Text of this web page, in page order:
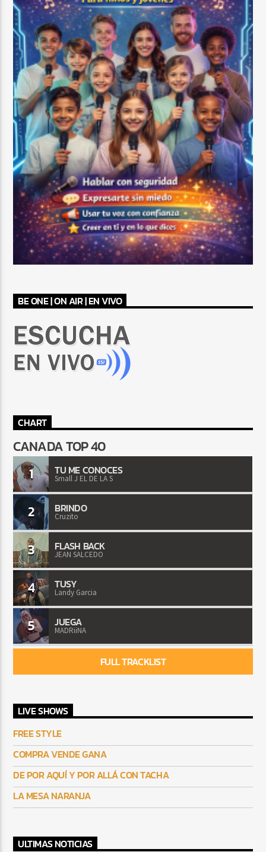
BE ONE | ON AIR | EN VIVO
CHART
CANADA TOP 40
1 TU ME CONOCES
Small J EL DE LA S
2 BRINDO
Cruzito
3 FLASH BACK
JEAN SALCEDO
4 TUSY
Landy Garcia
5 JUEGA
MADRiiNA
FULL TRACKLIST
LIVE SHOWS
FREE STYLE
COMPRA VENDE GANA
DE POR AQUÍ Y POR ALLÁ CON TACHA
LA MESA NARANJA
ULTIMAS NOTICIAS